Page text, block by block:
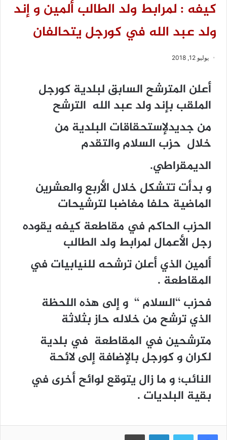
كيفه : لمرابط ولد الطالب ألمين و إند
ولد عبد الله في كورجل يتحالفان
يوليو 12, 2018
أعلن المترشح السابق لبلدية كورجل
الملقب بإند ولد عبد الله الترشح
من جديدلإستحقاقات البلدية من
خلال حزب السلام والتقدم
الديمقراطي.
و بدأت تتشكل خلال الأربع والعشرين
الماضية حلفا مغاضبا لترشيحات
الحزب الحاكم في مقاطعة كيفه يقوده
رجل الأعمال لمرابط ولد الطالب
ألمين الذي أعلن ترشحه للنيابيات في
المقاطعة .
فحزب ‘‘السلام ‘‘ و إلى هذه اللحظة
الذي ترشح من خلاله حاز بثلاثة
مترشحين في المقاطعة في بلدية
لكران و كورجل بالإضافة إلى لائحة
النائب؛ و ما زال يتوقع لوائح أخرى في
بقية البلديات .
فيسبوك تويتر لينكدإن طباعة